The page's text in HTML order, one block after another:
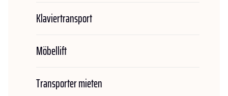
Klaviertransport
Möbellift
Transporter mieten